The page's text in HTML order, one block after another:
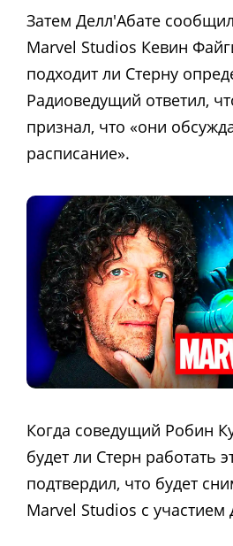
Затем Делл'Абате
Marvel Studios Кевин
подходит ли Стерну
Радиоведущий ответил,
признал, что «они
расписание».
Когда соведущий Робин
будет ли Стерн работать
подтвердил, что будет
Marvel Studios с участием